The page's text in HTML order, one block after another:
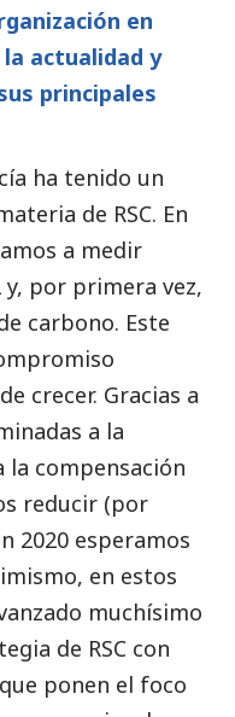
en
actualidad y
principales
ha tenido un
de RSC. En
a medir
y, por primera vez,
carbono. Este
crecer. Gracias a
a la
la compensación
reducir (por
2020 esperamos
en estos
muchísimo
de RSC con
ponen el foco